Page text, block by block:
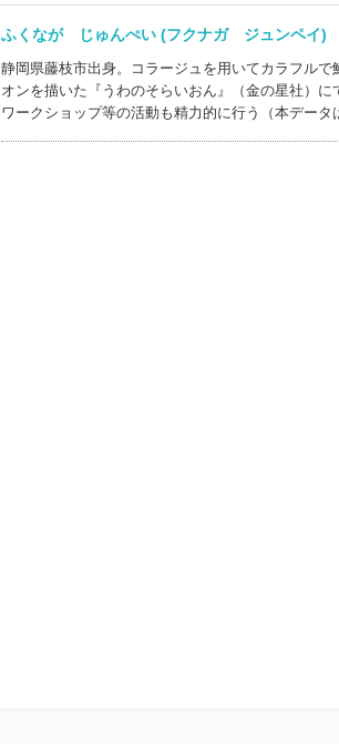
ふくなが じゅんぺい (フクナガ ジュンペ
静岡県藤枝市出身。コラージュを用いてカラフル
オンを描いた『うわのそらいおん』（金の星社）
ワークショップ等の活動も精力的に行う（本デー